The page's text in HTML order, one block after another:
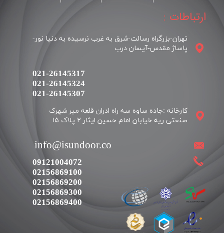
ارتباطات :
تهران-بزرگراه رسالت-شرق به غرب نرسیده به دنیا نور-
پاساژ مقدس-آیسان درب
​​info@isundoor.co
کارخانه :جاده ساوه سه راه ادران قلعه میر شهرک
09121004072
02156869100
02156869200
02156869300
02156869400
021-26145317
021-26145324
​​​​​​​021-26145307